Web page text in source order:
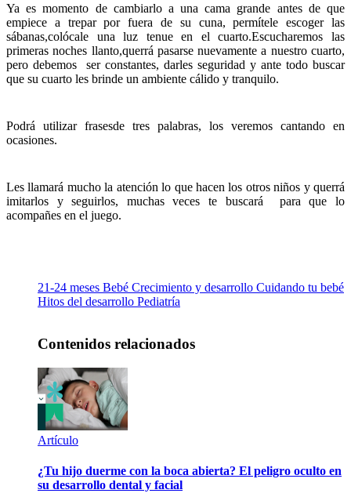
Ya es momento de cambiarlo a una cama grande antes de que
empiece a trepar por fuera de su cuna, permítele escoger las
sábanas,colócale una luz tenue en el cuarto.Escucharemos las
primeras noches llanto,querrá pasarse nuevamente a nuestro cuarto,
pero debemos ser constantes, darles seguridad y ante todo buscar
que su cuarto les brinde un ambiente cálido y tranquilo.
Podrá utilizar frasesde tres palabras, los veremos cantando en
ocasiones.
Les llamará mucho la atención lo que hacen los otros niños y querrá
imitarlos y seguirlos, muchas veces te buscará para que lo
acompañes en el juego.
21-24 meses Bebé Crecimiento y desarrollo Cuidando tu bebé
Hitos del desarrollo Pediatría
Contenidos relacionados
Artículo
¿Tu hijo duerme con la boca abierta? El peligro oculto en
su desarrollo dental y facial